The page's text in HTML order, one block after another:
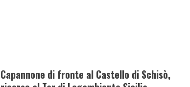
Capannone di fronte al Castello di Schisò,